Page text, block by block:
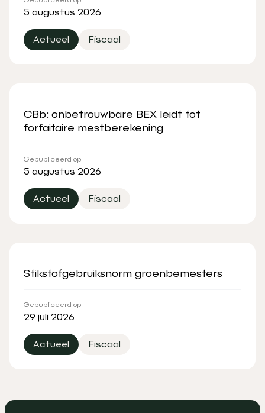
5 augustus 2026
Actueel Fiscaal
CBb: onbetrouwbare BEX leidt tot
forfaitaire mestberekening
Gepubliceerd op
5 augustus 2026
Actueel Fiscaal
Stikstofgebruiksnorm groenbemesters
Gepubliceerd op
29 juli 2026
Actueel Fiscaal